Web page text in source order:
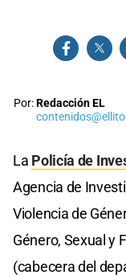
Por:Redacción EL
La Policía de
Agencia de
Violencia de
Género, Sexual y
(cabecera del